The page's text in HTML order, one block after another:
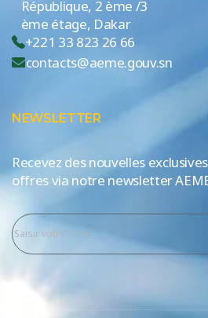
République, 2 ème /3
ème étage, Dakar
+221 33 823 26 66
contacts@aeme.gouv.sn
NEWSLETTER
Recevez des nouvelles
offres via notre newsletter